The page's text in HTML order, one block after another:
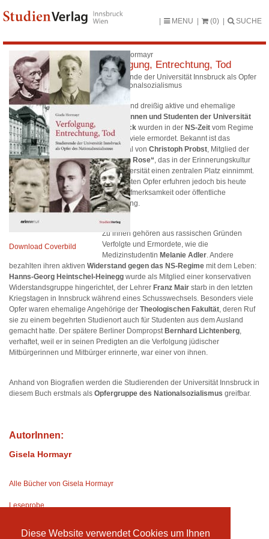
Diese Website verwendet Cookies um Ihnen
MENU (0) SUCHE
Download Coverbild
Gisela Hormayr
Verfolgung, Entrechtung, Tod
Studierende der Universität Innsbruck als Opfer
des Nationalsozialismus
Annähernd dreißig aktive und ehemalige
Studentinnen und Studenten der Universität
Innsbruck wurden in der NS-Zeit vom Regime
verfolgt, viele ermordet. Bekannt ist das
Schicksal von Christoph Probst, Mitglied der
„Weißen Rose“, das in der Erinnerungskultur
der Universität einen zentralen Platz einnimmt.
Die meisten Opfer erfuhren jedoch bis heute
kaum Aufmerksamkeit oder öffentliche
Würdigung.
Zu ihnen gehören aus rassischen Gründen
Verfolgte und Ermordete, wie die
Medizinstudentin Melanie Adler. Andere
bezahlten ihren aktiven Widerstand gegen das NS-Regime mit dem Leben:
Hanns-Georg Heintschel-Heinegg wurde als Mitglied einer konservativen
Widerstandsgruppe hingerichtet, der Lehrer Franz Mair starb in den letzten
Kriegstagen in Innsbruck während eines Schusswechsels. Besonders viele
Opfer waren ehemalige Angehörige der Theologischen Fakultät, deren Ruf
sie zu einem begehrten Studienort auch für Studenten aus dem Ausland
gemacht hatte. Der spätere Berliner Dompropst Bernhard Lichtenberg,
verhaftet, weil er in seinen Predigten an die Verfolgung jüdischer
Mitbürgerinnen und Mitbürger erinnerte, war einer von ihnen.
Anhand von Biografien werden die Studierenden der Universität Innsbruck in
diesem Buch erstmals als Opfergruppe des Nationalsozialismus greifbar.
AutorInnen:
Gisela Hormayr
Alle Bücher von Gisela Hormayr
Leseprobe